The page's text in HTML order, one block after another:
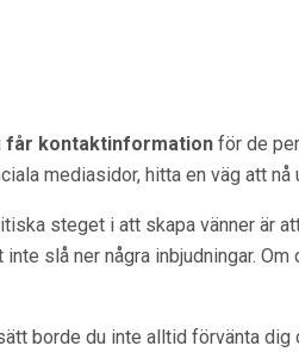
får kontaktinformation för de
mediasidor, hitta en väg att nå
steget i att skapa vänner är
inte slå ner några inbjudningar.
borde du inte alltid förvänta dig